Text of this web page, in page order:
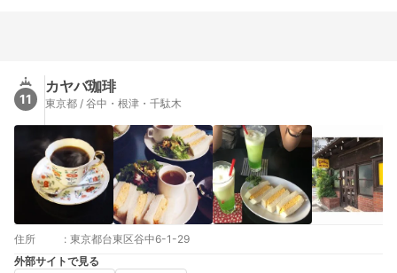
11
カヤバ珈琲
東京都 / 谷中・根津・千駄木
住所 : 東京都台東区谷中6-1-29
外部サイトで見る